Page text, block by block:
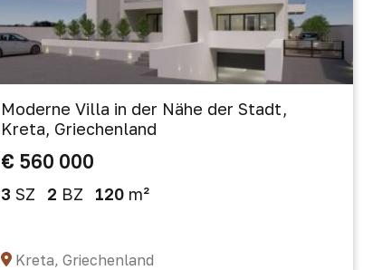
Moderne Villa in der Nähe der Stadt,
Kreta, Griechenland
€ 560 000
3 SZ 2 BZ 120 m²
Kreta, Griechenland